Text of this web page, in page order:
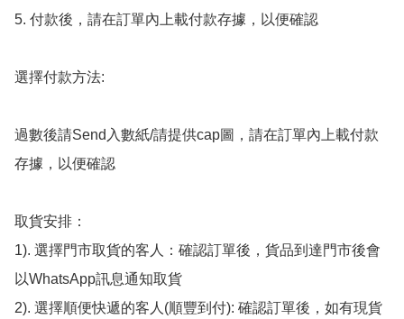
5. 付款後，請在訂單內上載付款存據，以便確認
選擇付款方法:
過數後請Send入數紙/請提供cap圖，請在訂單內上載付款
存據，以便確認
取貨安排：
1). 選擇門市取貨的客人：確認訂單後，貨品到達門市後會
以WhatsApp訊息通知取貨
2). 選擇順便快遞的客人(順豐到付): 確認訂單後，如有現貨